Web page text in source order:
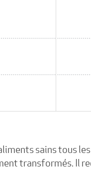
sains tous
transformés. Il